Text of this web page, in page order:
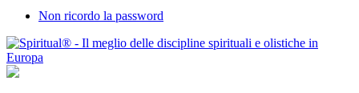
Non ricordo la password